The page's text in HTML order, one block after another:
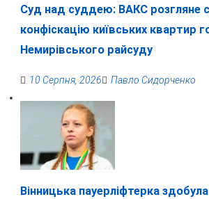
Суд над суддею: ВАКС розгляне
конфіскацію київських квартир
Немирівського райсуду
10 Серпня, 2026 Павло Сидорченко
Вінницька пауерліфтерка